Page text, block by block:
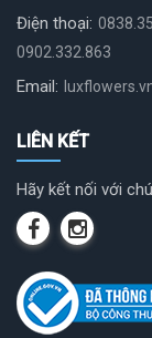
Điện thoại:
0902.332.863
Email:
LIÊN KẾT
Hãy kết nối với